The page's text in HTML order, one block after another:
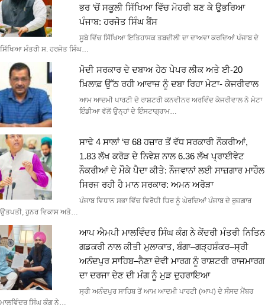
ਭਰ ‘ਚੋਂ ਸਕੂਲੀ ਸਿੱਖਿਆ ਵਿੱਚ ਮੋਹਰੀ ਬਣ ਕੇ ਉਭਰਿਆ
ਪੰਜਾਬ: ਹਰਜੋਤ ਸਿੰਘ ਬੈਂਸ
ਸੂਬੇ ਵਿੱਚ ਸਿੱਖਿਆ ਇਤਿਹਾਸਕ ਤਬਦੀਲੀ ਦਾ ਦਾਅਵਾ ਕਰਦਿਆਂ ਪੰਜਾਬ ਦੇ
ਸਿੱਖਿਆ ਮੰਤਰੀ ਸ. ਹਰਜੋਤ ਸਿੰਘ…
ਮੋਦੀ ਸਰਕਾਰ ਦੇ ਦਬਾਅ ਹੇਠ ਪੇਪਰ ਲੀਕ ਅਤੇ ਈ-20
ਖ਼ਿਲਾਫ਼ ਉੱਠ ਰਹੀ ਆਵਾਜ਼ ਨੂੰ ਦਬਾ ਰਿਹਾ ਮੇਟਾ- ਕੇਜਰੀਵਾਲ
ਆਮ ਆਦਮੀ ਪਾਰਟੀ ਦੇ ਰਾਸ਼ਟਰੀ ਕਨਵੀਨਰ ਅਰਵਿੰਦ ਕੇਜਰੀਵਾਲ ਨੇ ਮੇਟਾ
ਇੰਡੀਆ ਵੱਲੋਂ ਉਨ੍ਹਾਂ ਦੇ ਇੰਸਟਾਗ੍ਰਾਮ…
ਸਾਢੇ 4 ਸਾਲਾਂ ‘ਚ 68 ਹਜ਼ਾਰ ਤੋਂ ਵੱਧ ਸਰਕਾਰੀ ਨੌਕਰੀਆਂ,
1.83 ਲੱਖ ਕਰੋੜ ਦੇ ਨਿਵੇਸ਼ ਨਾਲ 6.36 ਲੱਖ ਪ੍ਰਾਈਵੇਟ
ਨੌਕਰੀਆਂ ਦੇ ਮੌਕੇ ਪੈਦਾ ਕੀਤੇ: ਨੌਜਵਾਨਾਂ ਲਈ ਸਾਜ਼ਗਾਰ ਮਾਹੌਲ
ਸਿਰਜ ਰਹੀ ਹੈ ਮਾਨ ਸਰਕਾਰ: ਅਮਨ ਅਰੋੜਾ
ਪੰਜਾਬ ਵਿਧਾਨ ਸਭਾ ਵਿੱਚ ਵਿਰੋਧੀ ਧਿਰ ਨੂੰ ਘੇਰਦਿਆਂ ਪੰਜਾਬ ਦੇ ਰੁਜ਼ਗਾਰ
ਉਤਪਤੀ, ਹੁਨਰ ਵਿਕਾਸ ਅਤੇ…
ਆਪ ਐਮਪੀ ਮਾਲਵਿੰਦਰ ਸਿੰਘ ਕੰਗ ਨੇ ਕੇਂਦਰੀ ਮੰਤਰੀ ਨਿਤਿਨ
ਗਡਕਰੀ ਨਾਲ ਕੀਤੀ ਮੁਲਾਕਾਤ, ਬੰਗਾ–ਗੜ੍ਹਸ਼ੰਕਰ–ਸ੍ਰੀ
ਅਨੰਦਪੁਰ ਸਾਹਿਬ–ਨੈਣਾ ਦੇਵੀ ਮਾਰਗ ਨੂੰ ਰਾਸ਼ਟਰੀ ਰਾਜਮਾਰਗ
ਦਾ ਦਰਜਾ ਦੇਣ ਦੀ ਮੰਗ ਨੂੰ ਮੁੜ ਦੁਹਰਾਇਆ
ਸ੍ਰੀ ਅਨੰਦਪੁਰ ਸਾਹਿਬ ਤੋਂ ਆਮ ਆਦਮੀ ਪਾਰਟੀ (ਆਪ) ਦੇ ਸੰਸਦ ਮੈਂਬਰ
ਮਾਲਵਿੰਦਰ ਸਿੰਘ ਕੰਗ ਨੇ…